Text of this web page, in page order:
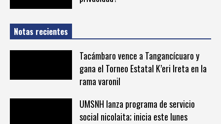
Notas recientes
Tacámbaro vence a Tangancícuaro y
gana el Torneo Estatal K’eri Ireta en la
rama varonil
UMSNH lanza programa de servicio
social nicolaita; inicia este lunes